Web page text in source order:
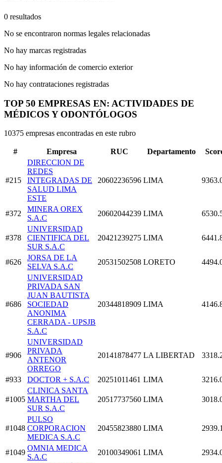
0 resultados
No se encontraron normas legales relacionadas
No hay marcas registradas
No hay información de comercio exterior
No hay contrataciones registradas
TOP 50 EMPRESAS EN: ACTIVIDADES DE
MÉDICOS Y ODONTÓLOGOS
10375 empresas encontradas en este rubro
# Empresa RUC Departamento
#215
DIRECCION DE
REDES
INTEGRADAS DE
SALUD LIMA
ESTE
20602236596 LIMA
#372
MINERA OREX
S.A.C
20602044239 LIMA
#378
UNIVERSIDAD
CIENTIFICA DEL
SUR S.A.C
20421239275 LIMA
#626
JORSA DE LA
SELVA S.A.C
20531502508 LORETO
#686
UNIVERSIDAD
PRIVADA SAN
JUAN BAUTISTA
SOCIEDAD
ANONIMA
CERRADA - UPSJB
S.A.C
20344818909 LIMA
#906
UNIVERSIDAD
PRIVADA
ANTENOR
ORREGO
20141878477 LA LIBERTAD
#933 DOCTOR + S.A.C 20251011461 LIMA
#1005
CLINICA SANTA
MARTHA DEL
SUR S.A.C
20517737560 LIMA
#1048
PULSO
CORPORACION
MEDICA S.A.C
20455823880 LIMA
#1049
OMNIA MEDICA
S.A.C
20100349061 LIMA